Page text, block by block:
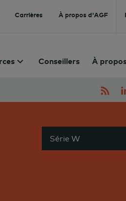
Carrières À propos d'AGF
Conseillers À
Série W